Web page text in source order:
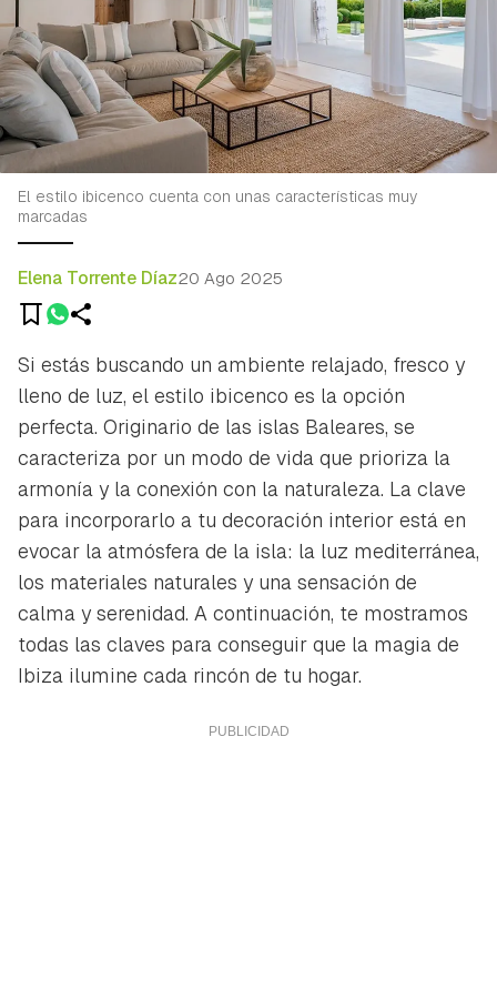
El estilo ibicenco cuenta con unas características muy
marcadas
Elena Torrente Díaz20 Ago 2025
Si estás buscando un ambiente relajado, fresco y
lleno de luz, el estilo ibicenco es la opción
perfecta. Originario de las islas Baleares, se
caracteriza por un modo de vida que prioriza la
armonía y la conexión con la naturaleza. La clave
para incorporarlo a tu decoración interior está en
evocar la atmósfera de la isla: la luz mediterránea,
los materiales naturales y una sensación de
calma y serenidad. A continuación, te mostramos
todas las claves para conseguir que la magia de
Ibiza ilumine cada rincón de tu hogar.